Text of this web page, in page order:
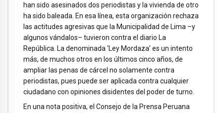
han sido asesinados dos periodistas y la vivienda de otro
ha sido baleada. En esa línea, esta organización rechaza
las actitudes agresivas que la Municipalidad de Lima –y
algunos vándalos– tuvieron contra el diario La
República. La denominada ‘Ley Mordaza’ es un intento
más, de muchos otros en los últimos cinco años, de
ampliar las penas de cárcel no solamente contra
periodistas, pues puede ser aplicada contra cualquier
ciudadano con opiniones disidentes del poder de turno.
En una nota positiva, el Consejo de la Prensa Peruana